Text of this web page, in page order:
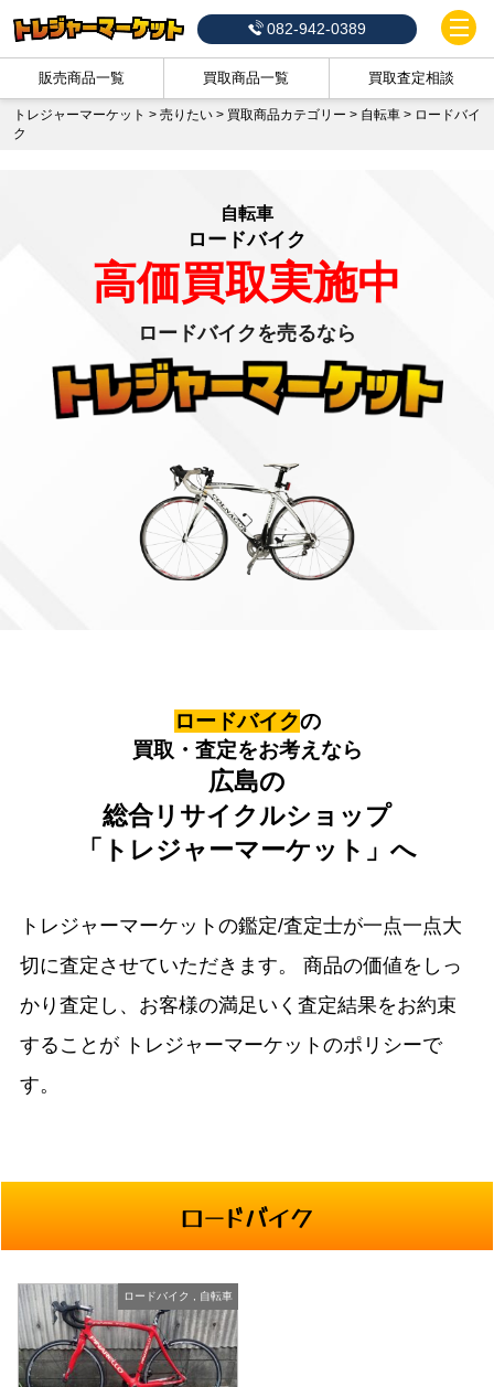
082-942-0389
販売商品一覧 買取商品一覧 買取査定相談
トレジャーマーケット > 売りたい > 買取商品カテゴリー > 自転車 > ロードバイ
ク
自転車
ロードバイク
高価買取実施中
ロードバイクを売るなら
ロードバイクの
買取・査定をお考えなら
広島の
総合リサイクルショップ
「トレジャーマーケット」へ
トレジャーマーケットの鑑定/査定士が一点一点大
切に査定させていただきます。
商品の価値をしっ
かり査定し、お客様の満足いく査定結果をお約束
することが トレジャーマーケットのポリシーで
す。
ロードバイク
ロードバイク , 自転車